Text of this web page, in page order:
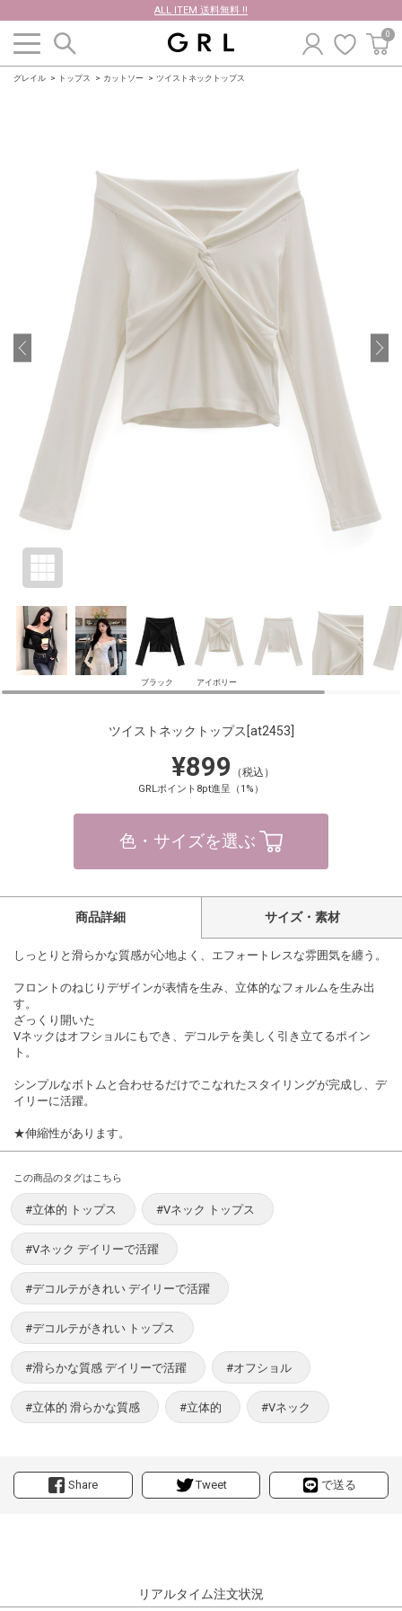
ALL ITEM 送料無料 !!
0
グレイル トップス カットソー ツイストネックトップス
ブラック アイボリー
ツイストネックトップス [at2453]
¥899 （税込）
GRLポイント8pt進呈（1%）
色・サイズを選ぶ
Share Tweet で送る
商品詳細 サイズ・素材
しっとりと滑らかな質感が心地よく、エフォートレスな雰囲気を纏う。
フロントのねじりデザインが表情を生み、立体的なフォルムを生み出
す。
ざっくり開いた
Vネックはオフショルにもでき、デコルテを美しく引き立てるポイン
ト。
シンプルなボトムと合わせるだけでこなれたスタイリングが完成し、デ
イリーに活躍。
★伸縮性があります。
この商品のタグはこちら
#立体的 トップス #Vネック トップス
#Vネック デイリーで活躍
#デコルテがきれい デイリーで活躍
#デコルテがきれい トップス
#滑らかな質感 デイリーで活躍 #オフショル
#立体的 滑らかな質感 #立体的 #Vネック
リアルタイム注文状況